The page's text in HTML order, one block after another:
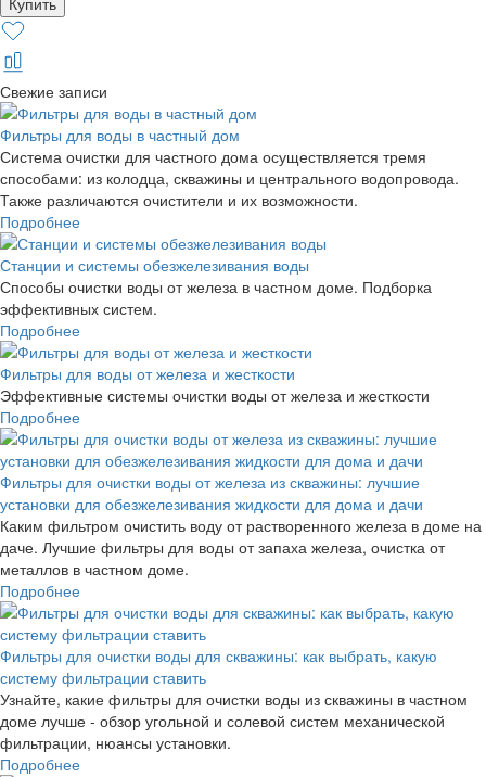
Свежие записи
Фильтры для воды в частный дом
Система очистки для частного дома осуществляется тремя
способами: из колодца, скважины и центрального водопровода.
Также различаются очистители и их возможности.
Подробнее
Станции и системы обезжелезивания воды
Способы очистки воды от железа в частном доме. Подборка
эффективных систем.
Подробнее
Фильтры для воды от железа и жесткости
Эффективные системы очистки воды от железа и жесткости
Подробнее
Фильтры для очистки воды от железа из скважины: лучшие
установки для обезжелезивания жидкости для дома и дачи
Каким фильтром очистить воду от растворенного железа в доме на
даче. Лучшие фильтры для воды от запаха железа, очистка от
металлов в частном доме.
Подробнее
Фильтры для очистки воды для скважины: как выбрать, какую
систему фильтрации ставить
Узнайте, какие фильтры для очистки воды из скважины в частном
доме лучше - обзор угольной и солевой систем механической
фильтрации, нюансы установки.
Подробнее